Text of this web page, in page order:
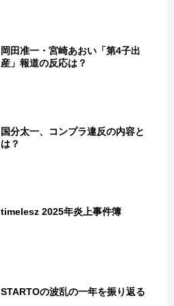
岡田准一・宮崎あおい「第4子出
産」報道の反応は？
国分太一、コンプラ違反の内容と
は？
timelesz 2025年炎上事件簿
STARTOの波乱の一年を振り返る